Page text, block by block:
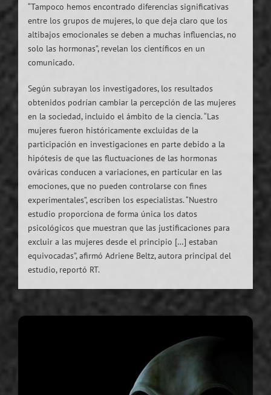
“Tampoco hemos encontrado diferencias significativas
entre los grupos de mujeres, lo que deja claro que los
altibajos emocionales se deben a muchas influencias, no
solo las hormonas”, revelan los científicos en un
comunicado.
Según subrayan los investigadores, los resultados
obtenidos podrían cambiar la percepción de las mujeres
en la sociedad, incluido el ámbito de la ciencia. “Las
mujeres fueron históricamente excluidas de la
participación en investigaciones en parte debido a la
hipótesis de que las fluctuaciones de las hormonas
ováricas conducen a variaciones, en particular en las
emociones, que no pueden controlarse con fines
experimentales”, escriben los especialistas. “Nuestro
estudio proporciona de forma única los datos
psicológicos que muestran que las justificaciones para
excluir a las mujeres desde el principio […] estaban
equivocadas”, afirmó Adriene Beltz, autora principal del
estudio, reportó RT.